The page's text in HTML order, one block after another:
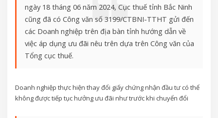
ngày 18 tháng 06 năm 2024, Cục thuế tỉnh Bắc Ninh
cũng đã có Công văn số 3199/CTBNI-TTHT gửi đến
các Doanh nghiệp trên địa bàn tỉnh hướng dẫn về
việc áp dụng ưu đãi nêu trên dựa trên Công văn của
Tổng cục thuế.
Doanh nghiệp thực hiện thay đổi giấy chứng nhận đầu tư có thể
không được tiếp tục hưởng ưu đãi như trước khi chuyển đổi